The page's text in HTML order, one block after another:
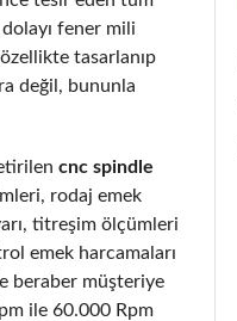
fener mili
tasarlanıp
değil, bununla
cnc spindle
rodaj emek
titreşim ölçümleri
emek harcamaları
beraber müşteriye
ile 60.000 Rpm